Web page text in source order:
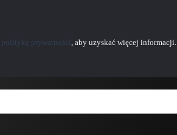
politykę prywatności, aby uzyskać więcej informacji.